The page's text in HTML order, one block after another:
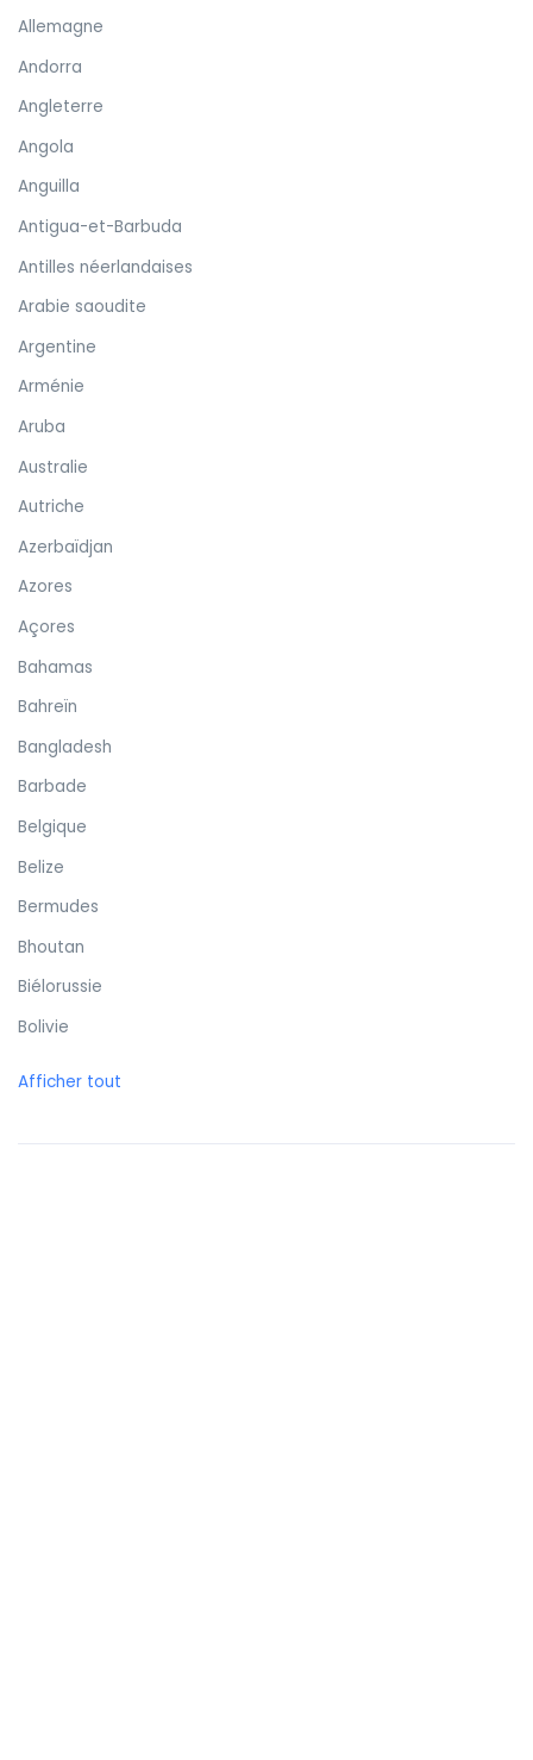
Allemagne
Andorra
Angleterre
Angola
Anguilla
Antigua-et-Barbuda
Antilles néerlandaises
Arabie saoudite
Argentine
Arménie
Aruba
Australie
Autriche
Azerbaïdjan
Azores
Açores
Bahamas
Bahreïn
Bangladesh
Barbade
Belgique
Belize
Bermudes
Bhoutan
Biélorussie
Bolivie
Botswana
Afficher tout